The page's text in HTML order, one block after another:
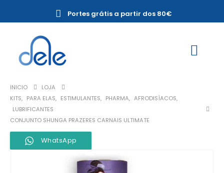
Portes grátis a partir dos 80€
INICIO
LOJA
KITS, PARA ELAS, ESTIMULANTES, PHARMA, AFRODISÍACOS,
LUBRIFICANTES
CONJUNTO SHUNGA PRAZERES CARNAIS ULTIMATE
WhatsApp